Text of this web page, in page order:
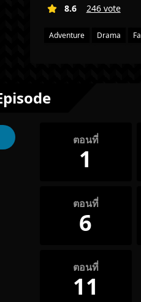
8.6 246 vote
Adventure Drama
ตอนที่
1
ตอนที่
6
ตอนที่
11